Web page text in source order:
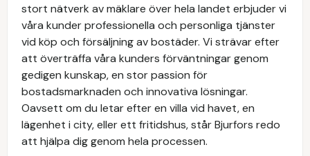
stort nätverk av mäklare över hela landet erbjuder vi
våra kunder professionella och personliga tjänster
vid köp och försäljning av bostäder. Vi strävar efter
att överträffa våra kunders förväntningar genom
gedigen kunskap, en stor passion för
bostadsmarknaden och innovativa lösningar.
Oavsett om du letar efter en villa vid havet, en
lägenhet i city, eller ett fritidshus, står Bjurfors redo
att hjälpa dig genom hela processen.